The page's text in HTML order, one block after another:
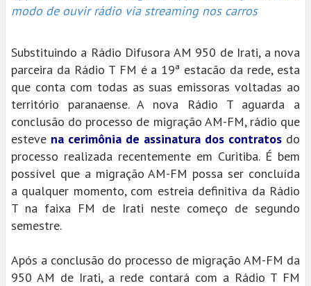
modo de ouvir rádio via streaming nos carros
Substituindo a Rádio Difusora AM 950 de Irati, a nova
parceira da Rádio T FM é a 19ª estacão da rede, esta
que conta com todas as suas emissoras voltadas ao
território paranaense. A nova Rádio T aguarda a
conclusão do processo de migração AM-FM, rádio que
esteve na cerimônia de assinatura dos contratos do
processo realizada recentemente em Curitiba. É bem
possível que a migração AM-FM possa ser concluída
a qualquer momento, com estreia definitiva da Rádio
T na faixa FM de Irati neste começo de segundo
semestre.
Após a conclusão do processo de migração AM-FM da
950 AM de Irati, a rede contará com a Rádio T FM